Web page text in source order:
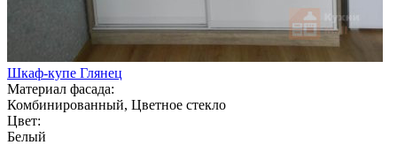
Шкаф-купе Глянец
Материал фасада:
Комбинированный, Цветное стекло
Цвет:
Белый